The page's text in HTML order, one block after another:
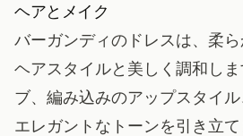
ヘアとメイク
バーガンディのドレスは、柔
ヘアスタイルと美しく調和し
ブ、編み込みのアップスタイル
エレガントなトーンを引き立て